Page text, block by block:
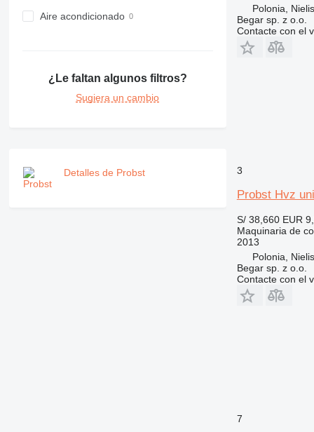
D series
IT
M-series
Aire acondicionado
¿Le faltan algunos filtros?
Sugiera un cambio
Detalles de Probst
Polonia,
Begar sp. z o.o.
Contacte con el
3
Probst Hvz uni
S/ 38,660 EUR
Maquinaria de
2013
Polonia,
Begar sp. z o.o.
Contacte con el
7